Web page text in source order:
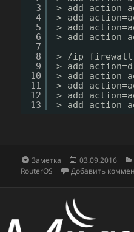
3
4
5
6
7
8
9
10
11
12
13
> add
> add
> add
> add
> /ip
> add
> add
> add
> add
> add
Формат
Заметка Опубликовано
03.09.2016
RouterOS
Добавить